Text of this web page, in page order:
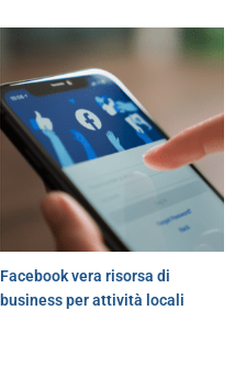
Facebook vera risorsa di
business per attività locali